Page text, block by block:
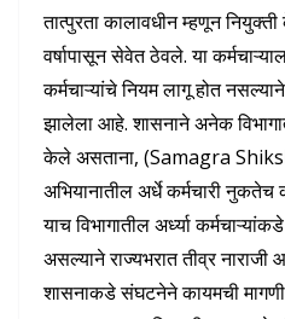
तात्पुरता कालावधीन म्हणून
वर्षापासून सेवेत ठेवले. या
कर्मचाऱ्यांचे नियम लागू होत नसल्याने
झालेला आहे. शासनाने अनेक
केले असताना, (Samagra
अभियानातील अर्धे कर्मचारी
याच विभागातील अर्ध्या
असल्याने राज्यभरात तीव्र
शासनाकडे संघटनेने कायमची